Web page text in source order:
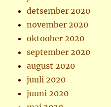
detsember 2020
november 2020
oktoober 2020
september 2020
august 2020
juuli 2020
juuni 2020